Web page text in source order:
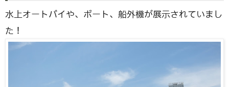
水上オートバイや、ボート、船外機が展示されていまし
た！